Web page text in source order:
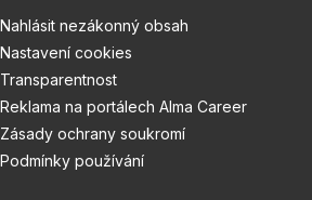
Nahlásit nezákonný obsah
Nastavení cookies
Transparentnost
Reklama na portálech Alma Career
Zásady ochrany soukromí
Podmínky používání